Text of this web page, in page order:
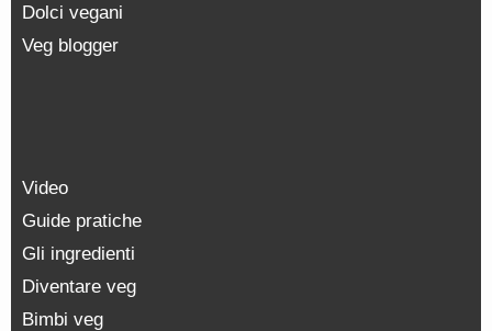
Dolci vegani
Veg blogger
Video
Guide pratiche
Gli ingredienti
Diventare veg
Bimbi veg